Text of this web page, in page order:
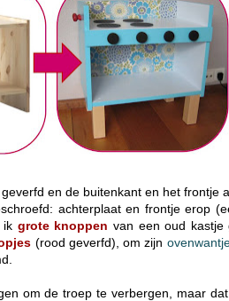
en de buitenkant en het frontje
achterplaat en frontje erop
ik grote knoppen van een oud kastje
(rood geverfd) , om zijn
om de troep te verbergen, maar